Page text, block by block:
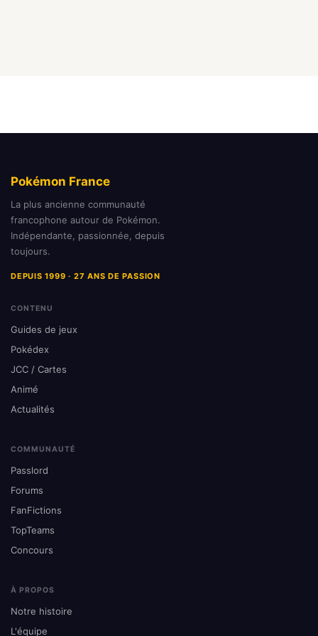
Pokémon France
La plus ancienne communauté
francophone autour de Pokémon.
Indépendante, passionnée, depuis
toujours.
DEPUIS 1999 · 27 ANS DE PASSION
CONTENU
Guides de jeux
Pokédex
JCC / Cartes
Animé
Actualités
COMMUNAUTÉ
Passlord
Forums
FanFictions
TopTeams
Concours
À PROPOS
Notre histoire
L'équipe